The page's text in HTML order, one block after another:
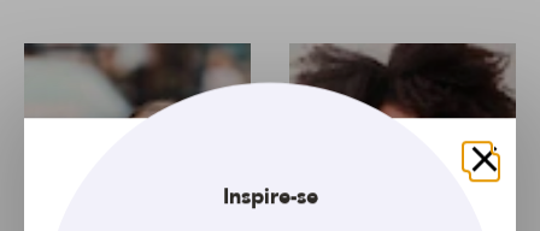
Fechar
Inspire-se